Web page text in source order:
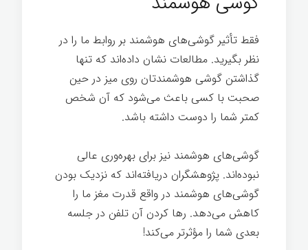
فقط تأثیر گوشی‌های هوشمند بر روابط ما را در
نظر بگیرید. مطالعات نشان داده‌اند که تنها
گذاشتن گوشی هوشمندتان روی میز در حین
صحبت با کسی باعث می‌شود که آن شخص
کمتر شما را دوست داشته باشد.
گوشی‌های هوشمند نیز برای بهره‌وری عالی
نبوده‌اند. پژوهشگران دریافته‌اند که نزدیک بودن
گوشی‌های هوشمند در واقع قدرت مغز ما را
کاهش می‌دهد. رها کردن آن تلفن در جلسه
بعدی شما را مؤثرتر می‌کند!